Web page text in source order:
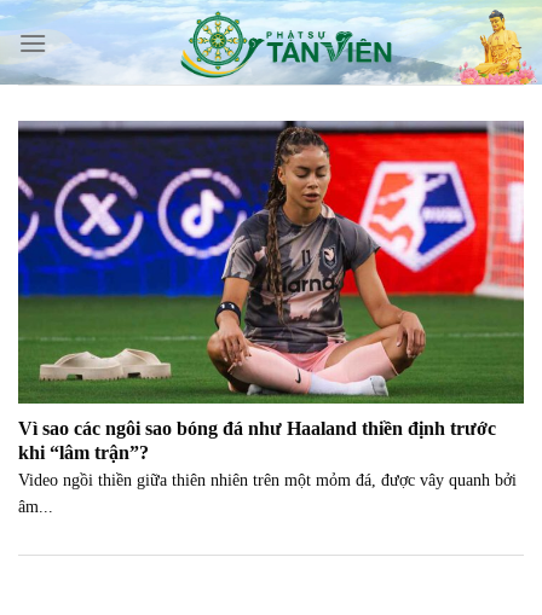
Skip
content
Vì sao các ngôi sao bóng đá như Haaland thiền định trước
khi “lâm trận”?
Video ngồi thiền giữa thiên nhiên trên một mỏm đá, được vây quanh bởi
âm...